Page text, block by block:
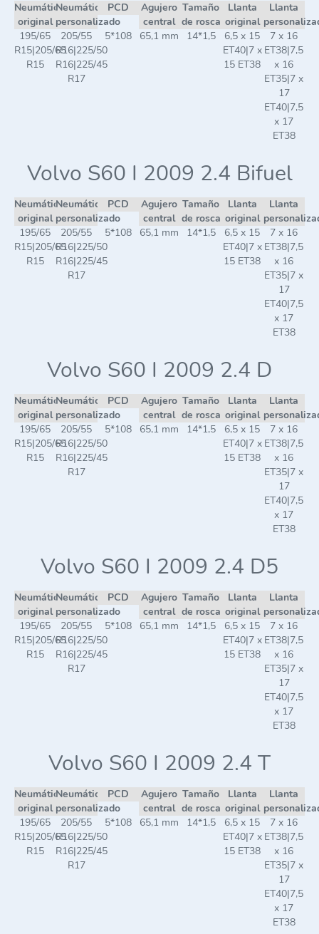
Neumático
original
Neumático
personalizado
PCD
Agujero
central
Tamaño
de rosca
Llanta
original
Llanta
195/65
R15|205/65
R15
205/55
R16|225/50
R16|225/45
R17
5*108 65,1 mm 14*1,5
6,5 x 15
ET40|7 x
15 ET38
7 x 16
ET38|7,5
x 16
ET35|7 x
17
ET40|7,5
x 17
ET38
Volvo S60 I 2009 2.4 Bifuel
Neumático
original
Neumático
personalizado
PCD
Agujero
central
Tamaño
de rosca
Llanta
original
Llanta
195/65
R15|205/65
R15
205/55
R16|225/50
R16|225/45
R17
5*108 65,1 mm 14*1,5
6,5 x 15
ET40|7 x
15 ET38
7 x 16
ET38|7,5
x 16
ET35|7 x
17
ET40|7,5
x 17
ET38
Volvo S60 I 2009 2.4 D
Neumático
original
Neumático
personalizado
PCD
Agujero
central
Tamaño
de rosca
Llanta
original
Llanta
195/65
R15|205/65
R15
205/55
R16|225/50
R16|225/45
R17
5*108 65,1 mm 14*1,5
6,5 x 15
ET40|7 x
15 ET38
7 x 16
ET38|7,5
x 16
ET35|7 x
17
ET40|7,5
x 17
ET38
Volvo S60 I 2009 2.4 D5
Neumático
original
Neumático
personalizado
PCD
Agujero
central
Tamaño
de rosca
Llanta
original
Llanta
195/65
R15|205/65
R15
205/55
R16|225/50
R16|225/45
R17
5*108 65,1 mm 14*1,5
6,5 x 15
ET40|7 x
15 ET38
7 x 16
ET38|7,5
x 16
ET35|7 x
17
ET40|7,5
x 17
ET38
Volvo S60 I 2009 2.4 T
Neumático
original
Neumático
personalizado
PCD
Agujero
central
Tamaño
de rosca
Llanta
original
Llanta
195/65
R15|205/65
R15
205/55
R16|225/50
R16|225/45
R17
5*108 65,1 mm 14*1,5
6,5 x 15
ET40|7 x
15 ET38
7 x 16
ET38|7,5
x 16
ET35|7 x
17
ET40|7,5
x 17
ET38